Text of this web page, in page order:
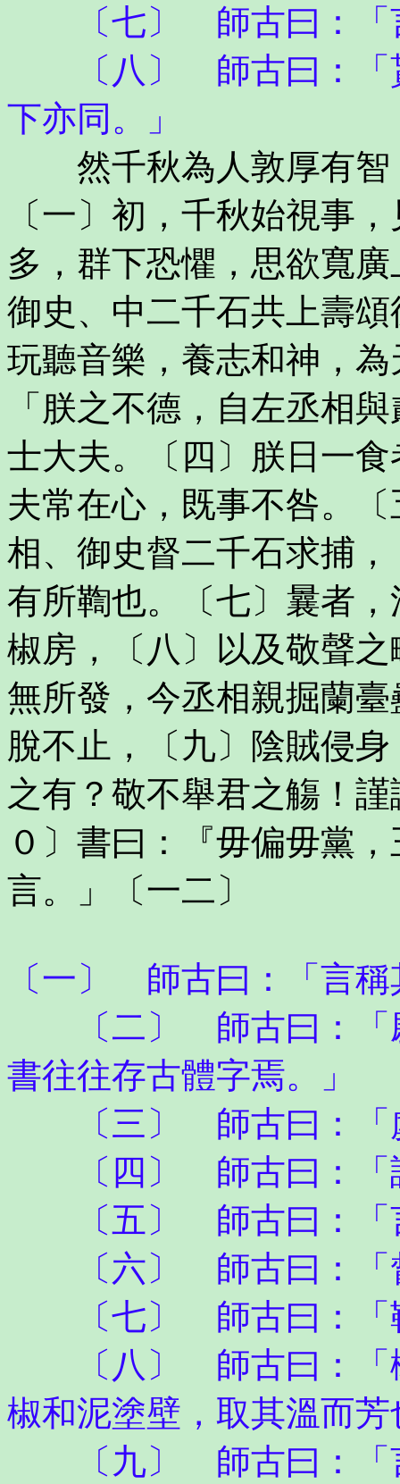
〔七〕 師古曰：「
〔八〕 師古曰：「貰
下亦同。」
然千秋為人敦厚有智
〔一〕初，千秋始視事
多，群下恐懼，思欲寬
御史、中二千石共上壽
玩聽音樂，養志和神，
「朕之不德，自左丞相
士大夫。〔四〕朕日一
夫常在心，既事不咎。
相、御史督二千石求捕
有所鞫也。〔七〕曩者
椒房，〔八〕以及敬聲
無所發，今丞相親掘蘭
脫不止，〔九〕陰賊侵
之有？敬不舉君之觴！
０〕書曰：『毋偏毋黨
言。」〔一二〕
〔一〕 師古曰：「言稱
〔二〕 師古曰：「尉
書往往存古體字焉。」
〔三〕 師古曰：「
〔四〕 師古曰：「
〔五〕 師古曰：「言
〔六〕 師古曰：「
〔七〕 師古曰：「
〔八〕 師古曰：「椒
椒和泥塗壁，取其溫而芳
〔九〕 師古曰：「